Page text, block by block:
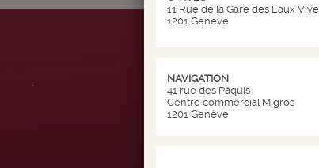
.
11 Rue de la Gare des Eaux
1201 Geneve
NAVIGATION
41 rue des Pâquis
Centre commercial Migros
1201 Genève